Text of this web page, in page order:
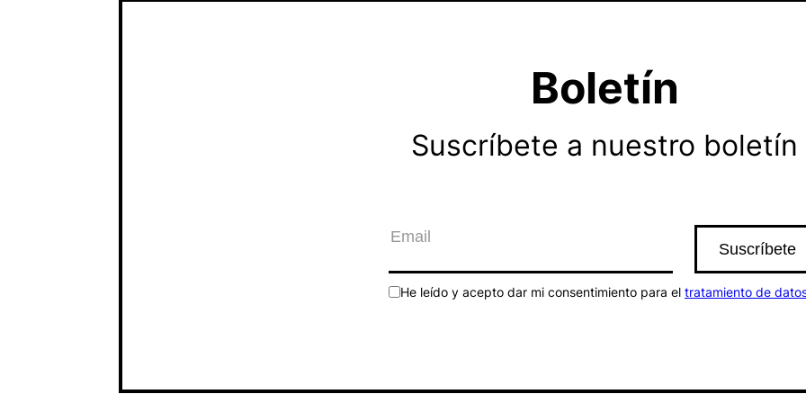
Boletín
Suscríbete a nuestro boletín
He leído y acepto dar mi consentimiento para el tratamiento de